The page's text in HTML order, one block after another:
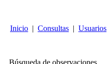
Inicio | Consultas | Usuarios
Búsqueda de observaciones